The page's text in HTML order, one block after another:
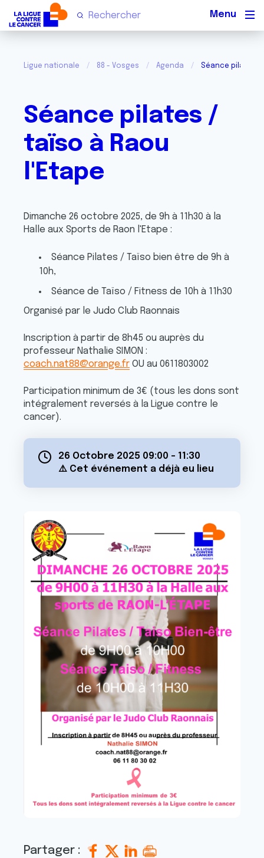
Ligue nationale 88 - Vosges Agenda Séance pilates /
Séance pilates /
taïso à Raou
l'Etape
Dimanche 26 octobre 2025, de 9h à 11h30 à la
Halle aux Sports de Raon l'Etape :
Séance Pilates / Taïso bien être de 9h à
10h,
Séance de Taïso / Fitness de 10h à 11h30
Organisé par le Judo Club Raonnais
Inscription à partir de 8h45 ou auprès du
professeur Nathalie SIMON :
coach.nat88@orange.fr OU au 0611803002
Participation minimum de 3€ (tous les dons sont
intégralement reversés à la Ligue contre le
cancer).
26 Octobre 2025 09:00 - 11:30
⚠️ Cet événement a déjà eu lieu
Partager :